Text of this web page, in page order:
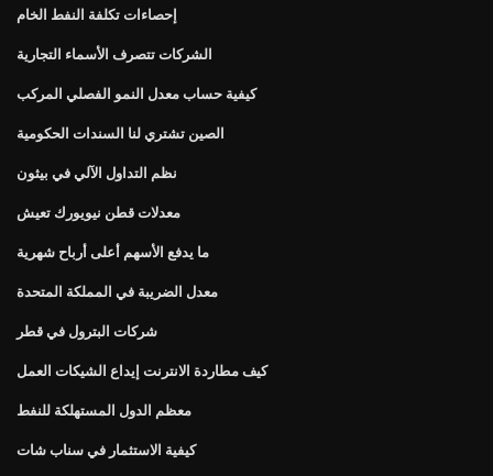
إحصاءات تكلفة النفط الخام
الشركات تتصرف الأسماء التجارية
كيفية حساب معدل النمو الفصلي المركب
الصين تشتري لنا السندات الحكومية
نظم التداول الآلي في بيثون
معدلات قطن نيويورك تعيش
ما يدفع الأسهم أعلى أرباح شهرية
معدل الضريبة في المملكة المتحدة
شركات البترول في قطر
كيف مطاردة الانترنت إيداع الشيكات العمل
معظم الدول المستهلكة للنفط
كيفية الاستثمار في سناب شات